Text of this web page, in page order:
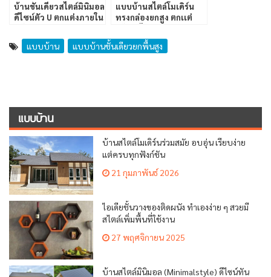
บ้านชั้นเดียวสไตล์มินิมอล
ดีไซน์ตัว U ตกแต่งภายใน
แบบบ้านสไตล์โมเดิร์น
ทรงกล่องยกสูง ตกเเต่
แบบบ้าน แบบบ้านชั้นเดียวยกพื้นสูง
แบบบ้าน
บ้านสไตล์โมเดิร์นร่วมสมัย อบอุ่น เรียบง่าย
แต่ครบทุกฟังก์ชัน
21 กุมภาพันธ์ 2026
ไอเดียชั้นวางของติดผนัง ทำเองง่าย ๆ สวยมี
สไตล์เพิ่มพื้นที่ใช้งาน
27 พฤศจิกายน 2025
บ้านสไตล์มินิมอล (Minimalstyle) ดีไซน์ทัน